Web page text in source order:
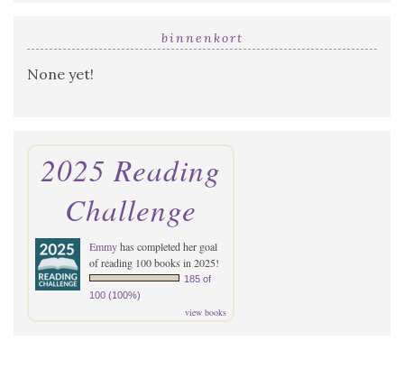
binnenkort
None yet!
2025 Reading
Challenge
Emmyhas completed her goal
of reading 100 books in 2025!
185 of
100 (100%)
view books